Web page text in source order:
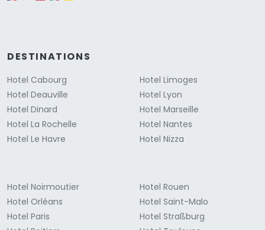
DESTINATIONS
Hotel Cabourg
Hotel Deauville
Hotel Dinard
Hotel La Rochelle
Hotel Le Havre
Hotel Limoges
Hotel Lyon
Hotel Marseille
Hotel Nantes
Hotel Nizza
Hotel Noirmoutier
Hotel Orléans
Hotel Paris
Hotel Rouen
Hotel Saint-Malo
Hotel Straßburg